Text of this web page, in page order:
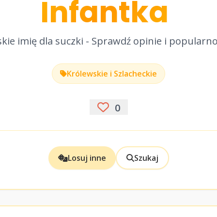
Infantka
imię dla suczki - Sprawdź opinie i
Królewskie i Szlacheckie
0
Losuj inne Szukaj